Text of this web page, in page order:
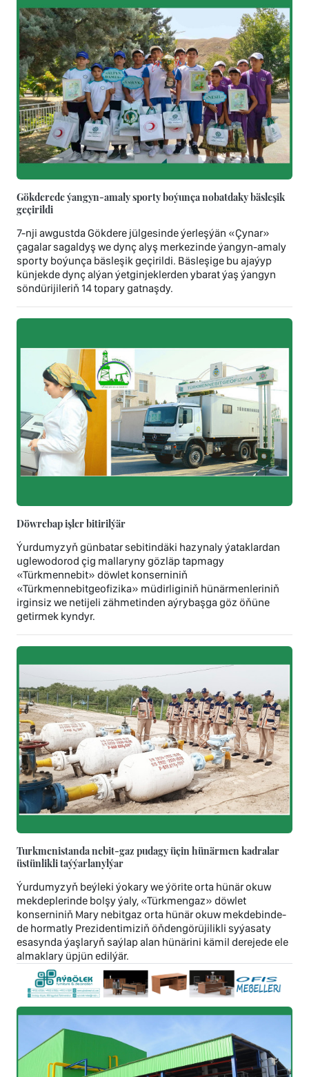
Gökderede ýangyn-amaly sporty boýunça nobatdaky bäsleşik
geçirildi
7-nji awgustda Gökdere jülgesinde ýerleşýän «Çynar»
çagalar sagaldyş we dynç alyş merkezinde ýangyn-amaly
sporty boýunça bäsleşik geçirildi. Bäsleşige bu ajaýyp
künjekde dynç alýan ýetginjeklerden ybarat ýaş ýangyn
söndürijileriň 14 topary gatnaşdy.
Döwrebap işler bitirilýär
Ýurdumyzyň günbatar sebitindäki hazynaly ýataklardan
uglewodorod çig mallaryny gözläp tapmagy
«Türkmennebit» döwlet konserniniň
«Türkmennebitgeofizika» müdirliginiň hünärmenleriniň
irginsiz we netijeli zähmetinden aýrybaşga göz öňüne
getirmek kyndyr.
Turkmenistanda nebit-gaz pudagy üçin hünärmen kadralar
üstünlikli taýýarlanylýar
Ýurdumyzyň beýleki ýokary we ýörite orta hünär okuw
mekdeplerinde bolşy ýaly, «Türkmengaz» döwlet
konserniniň Mary nebitgaz orta hünär okuw mekdebinde-
de hormatly Prezidentimiziň öňdengörüjilikli syýasaty
esasynda ýaşlaryň saýlap alan hünärini kämil derejede ele
almaklary üpjün edilýär.